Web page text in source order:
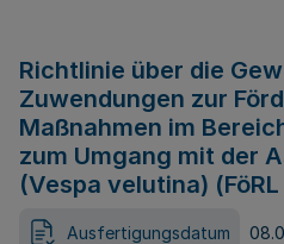
Richtlinie über die
Zuwendungen zur
Maßnahmen im
zum Umgang mit der
(Vespa velutina)
Ausfertigungsdatum